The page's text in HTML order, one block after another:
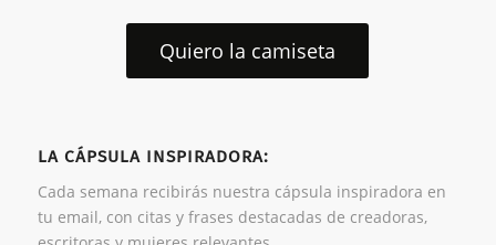
Quiero la camiseta
LA CÁPSULA INSPIRADORA:
Cada semana recibirás nuestra cápsula inspiradora en
tu email, con citas y frases destacadas de creadoras,